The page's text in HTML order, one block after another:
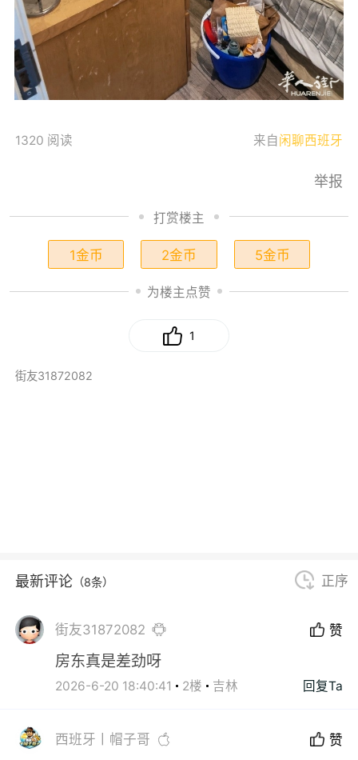
1320 阅读 来自 闲聊西班牙
举报
打赏楼主
1金币 2金币 5金币
为楼主点赞
1
街友31872082
最新评论 （8条） 正序
街友31872082 赞
房东真是差劲呀
2026-6-20 18:40:41 2楼 吉林 回复Ta
西班牙丨帽子哥 赞